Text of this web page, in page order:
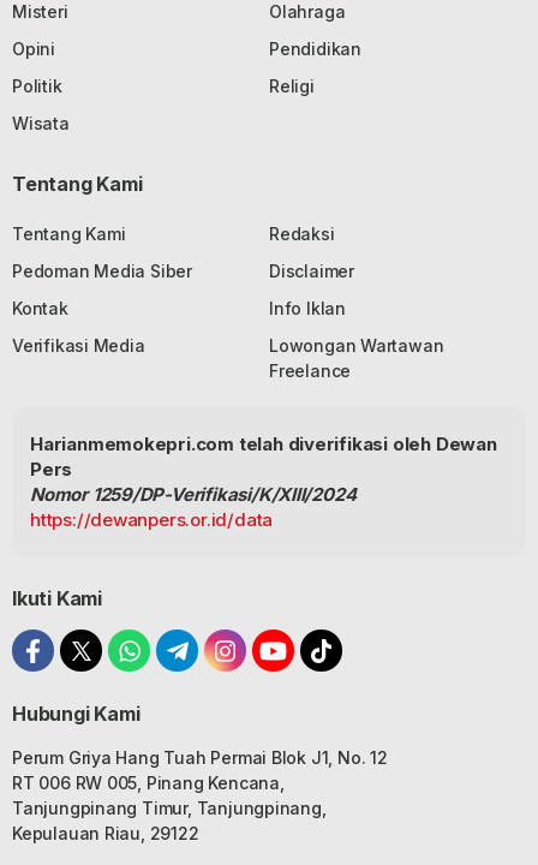
Misteri
Olahraga
Opini
Pendidikan
Politik
Religi
Wisata
Tentang Kami
Tentang Kami
Redaksi
Pedoman Media Siber
Disclaimer
Kontak
Info Iklan
Verifikasi Media
Lowongan Wartawan
Freelance
Harianmemokepri.com telah diverifikasi oleh Dewan
Pers
Nomor 1259/DP-Verifikasi/K/XIII/2024
https://dewanpers.or.id/data
Ikuti Kami
Hubungi Kami
Perum Griya Hang Tuah Permai Blok J1, No. 12
RT 006 RW 005, Pinang Kencana,
Tanjungpinang Timur, Tanjungpinang,
Kepulauan Riau, 29122